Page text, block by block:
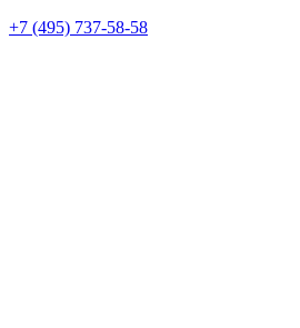
+7 (495) 737-58-58